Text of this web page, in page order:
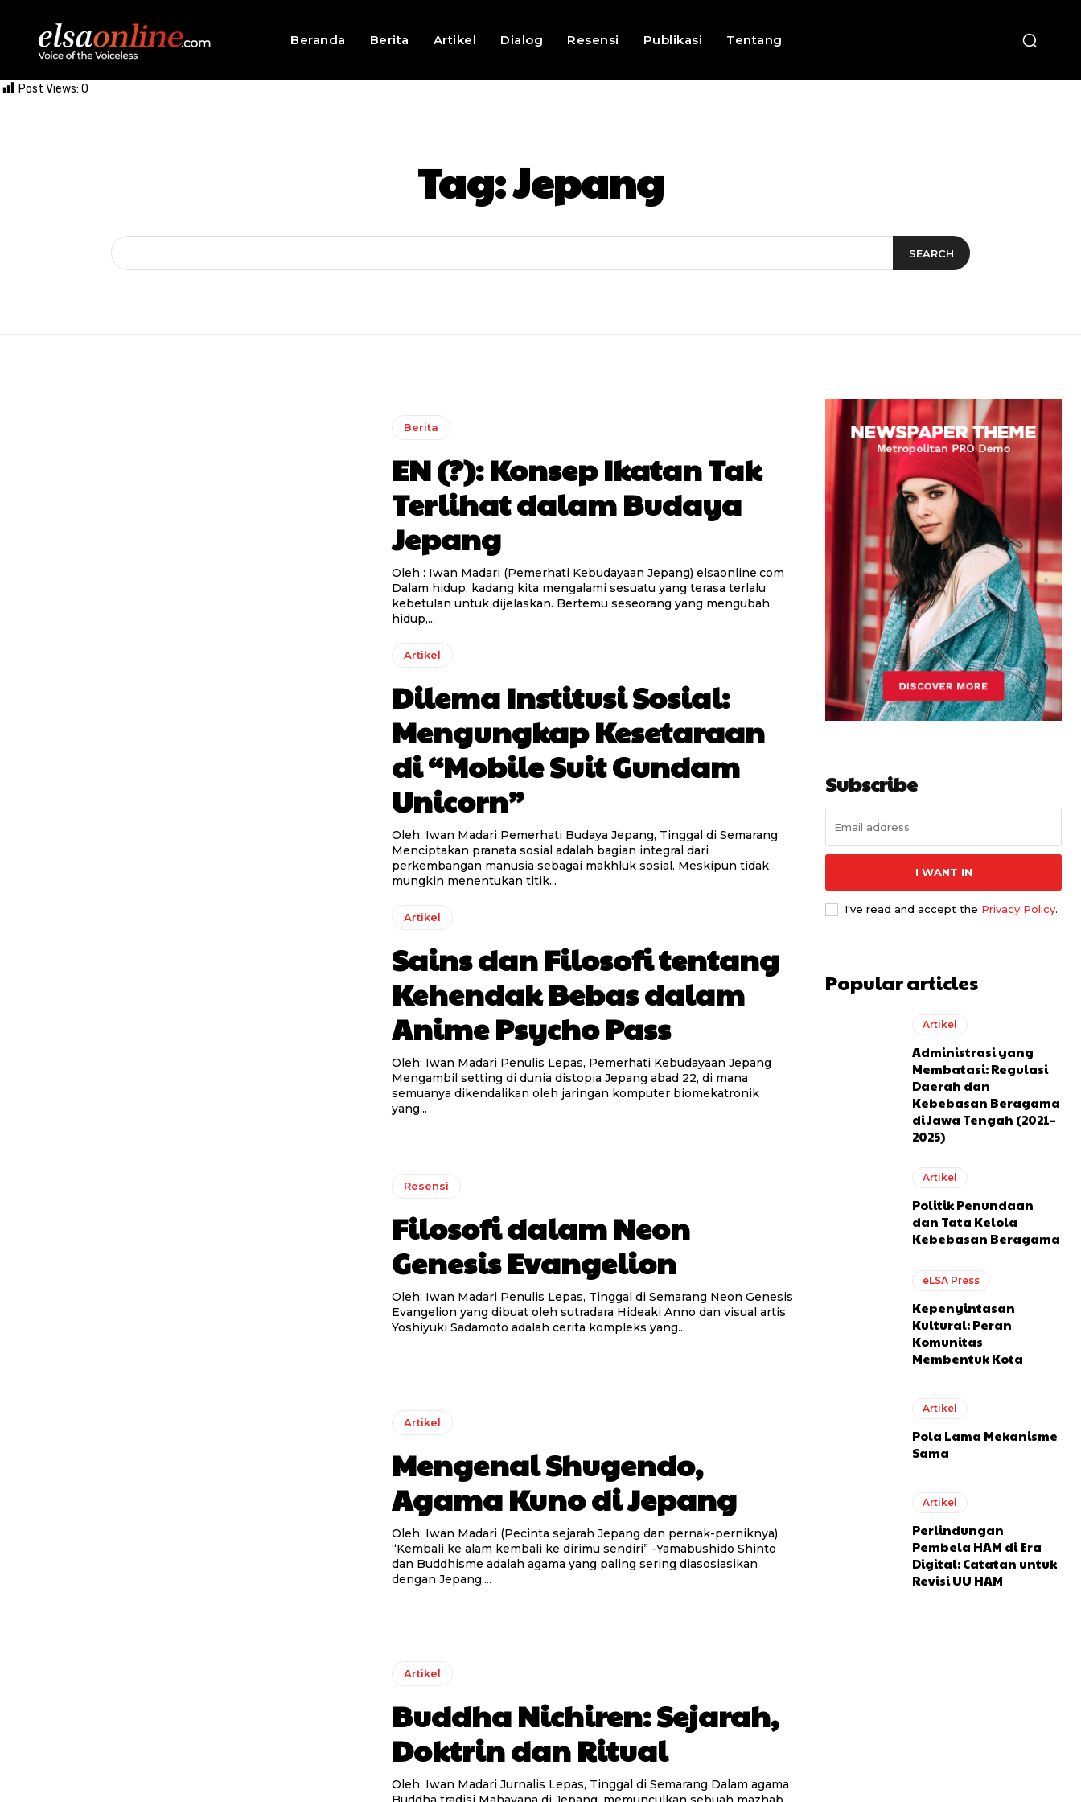
Beranda Berita Artikel Dialog Resensi Publikasi Tentang
Post Views: 0
Tag:Jepang
SEARCH
Berita
EN (?): Konsep Ikatan Tak
Terlihat dalam Budaya
Jepang
Oleh : Iwan Madari (Pemerhati Kebudayaan Jepang) elsaonline.com
Dalam hidup, kadang kita mengalami sesuatu yang terasa terlalu
kebetulan untuk dijelaskan. Bertemu seseorang yang mengubah
hidup,...
Artikel
Dilema Institusi Sosial:
Mengungkap Kesetaraan
di “Mobile Suit Gundam
Unicorn”
Oleh: Iwan Madari Pemerhati Budaya Jepang, Tinggal di Semarang
Menciptakan pranata sosial adalah bagian integral dari
perkembangan manusia sebagai makhluk sosial. Meskipun tidak
mungkin menentukan titik...
Artikel
Sains dan Filosofi tentang
Kehendak Bebas dalam
Anime Psycho Pass
Oleh: Iwan Madari Penulis Lepas, Pemerhati Kebudayaan Jepang
Mengambil setting di dunia distopia Jepang abad 22, di mana
semuanya dikendalikan oleh jaringan komputer biomekatronik
yang...
Resensi
Filosofi dalam Neon
Genesis Evangelion
Oleh: Iwan Madari Penulis Lepas, Tinggal di Semarang Neon Genesis
Evangelion yang dibuat oleh sutradara Hideaki Anno dan visual artis
Yoshiyuki Sadamoto adalah cerita kompleks yang...
Artikel
Mengenal Shugendo,
Agama Kuno di Jepang
Oleh: Iwan Madari (Pecinta sejarah Jepang dan pernak-perniknya)
“Kembali ke alam kembali ke dirimu sendiri” -Yamabushido Shinto
dan Buddhisme adalah agama yang paling sering diasosiasikan
dengan Jepang,...
Artikel
Buddha Nichiren: Sejarah,
Doktrin dan Ritual
Oleh: Iwan Madari Jurnalis Lepas, Tinggal di Semarang Dalam agama
Subscribe
I WANT IN
I've read and accept the Privacy Policy.
Popular articles
Artikel
Administrasi yang
Membatasi: Regulasi
Daerah dan
Kebebasan Beragama
di Jawa Tengah (2021–
2025)
Artikel
Politik Penundaan
dan Tata Kelola
Kebebasan Beragama
eLSA Press
Kepenyintasan
Kultural: Peran
Komunitas
Membentuk Kota
Artikel
Pola Lama Mekanisme
Sama
Artikel
Perlindungan
Pembela HAM di Era
Digital: Catatan untuk
Revisi UU HAM